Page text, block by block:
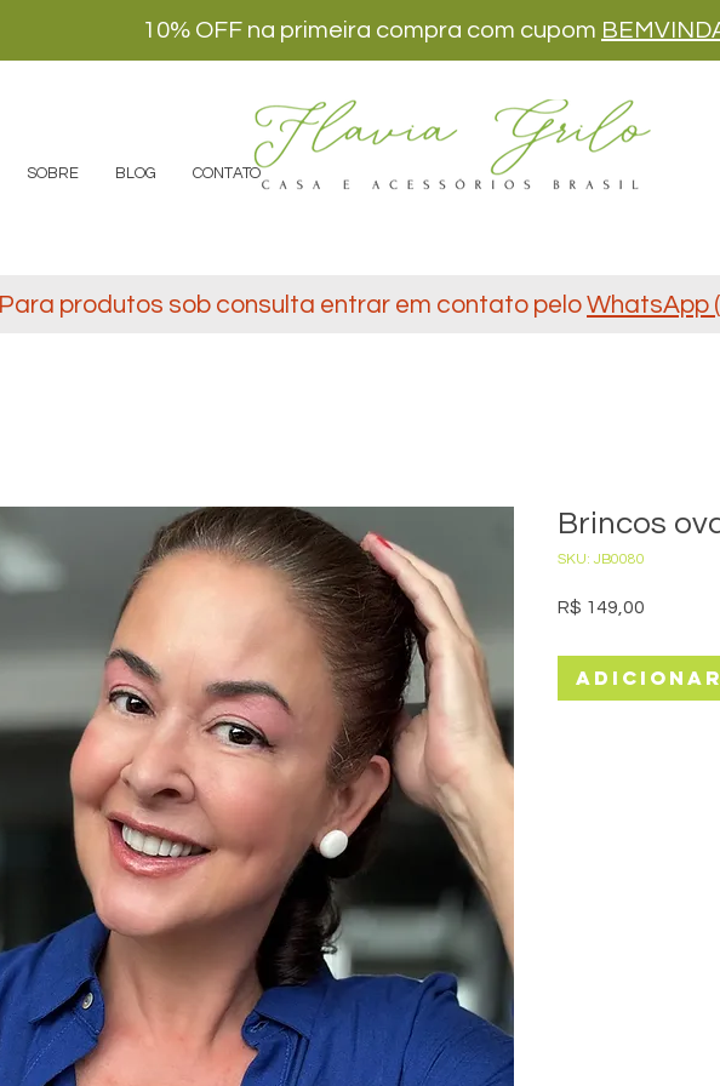
10% OFF na primeira compra com cupom
SOBRE BLOG CONTATO
Para produtos sob consulta entrar em contato peloWhatsApp
Brincos
SKU: JB0080
R$ 149,00